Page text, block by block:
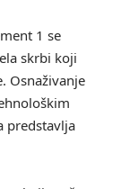
1 se
skrbi koji
Osnaživanje
predstavlja